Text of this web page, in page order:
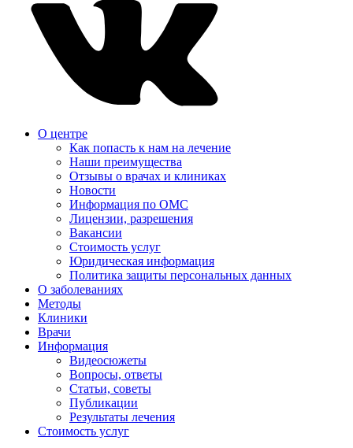
О центре
Как попасть к нам на лечение
Наши преимущества
Отзывы о врачах и клиниках
Новости
Информация по ОМС
Лицензии, разрешения
Вакансии
Стоимость услуг
Юридическая информация
Политика защиты персональных данных
О заболеваниях
Методы
Клиники
Врачи
Информация
Видеосюжеты
Вопросы, ответы
Статьи, советы
Публикации
Результаты лечения
Стоимость услуг